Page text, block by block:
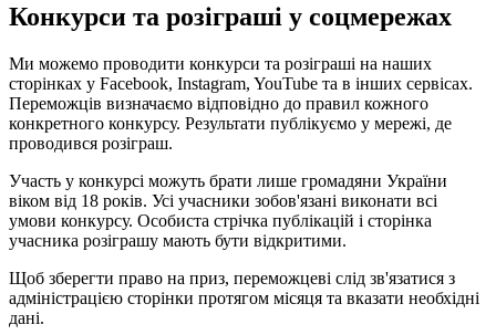
Конкурси та розіграші у соцмережах
Ми можемо проводити конкурси та розіграші на наших
сторінках у Facebook, Instagram, YouTube та в інших сервісах.
Переможців визначаємо відповідно до правил кожного
конкретного конкурсу. Результати публікуємо у мережі, де
проводився розіграш.
Участь у конкурсі можуть брати лише громадяни України
віком від 18 років. Усі учасники зобов'язані виконати всі
умови конкурсу. Особиста стрічка публікацій і сторінка
учасника розіграшу мають бути відкритими.
Щоб зберегти право на приз, переможцеві слід зв'язатися з
адміністрацією сторінки протягом місяця та вказати необхідні
дані.